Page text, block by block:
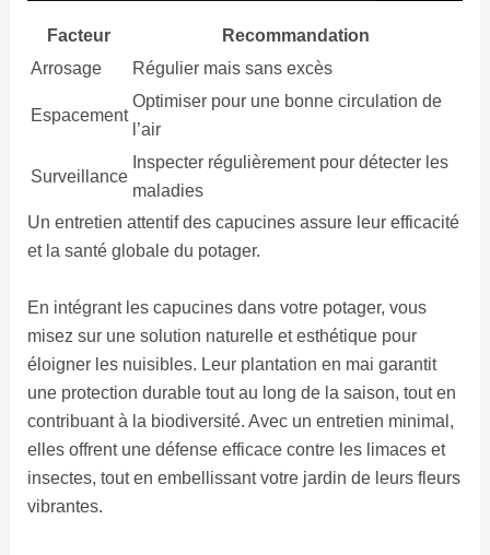
Facteur
Recommandation
Arrosage
Régulier mais sans excès
Espacement
Optimiser pour une bonne circulation de
l’air
Surveillance
Inspecter régulièrement pour détecter les
maladies
Un entretien attentif des capucines assure leur efficacité
et la santé globale du potager.
En intégrant les capucines dans votre potager, vous
misez sur une solution naturelle et esthétique pour
éloigner les nuisibles. Leur plantation en mai garantit
une protection durable tout au long de la saison, tout en
contribuant à la biodiversité. Avec un entretien minimal,
elles offrent une défense efficace contre les limaces et
insectes, tout en embellissant votre jardin de leurs fleurs
vibrantes.